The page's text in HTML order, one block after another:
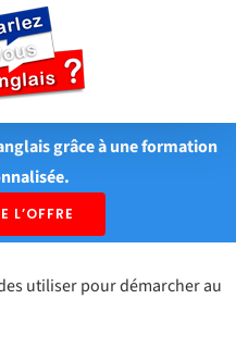
grâce à une formation
L’OFFRE
utiliser pour démarcher au